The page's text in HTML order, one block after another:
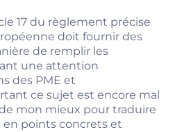
17 du règlement précise
doit fournir des
de remplir les
une attention
des PME et
ce sujet est encore mal
mon mieux pour traduire
points concrets et